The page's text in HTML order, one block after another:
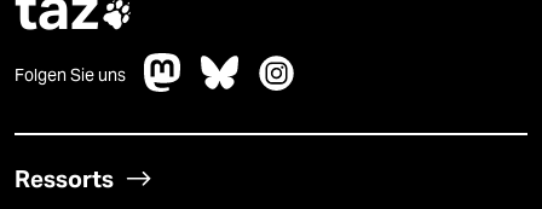

Folgen Sie uns
Ressorts